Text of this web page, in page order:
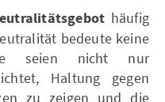
häufig
bedeute keine
seien nicht nur
Haltung gegen
zu zeigen und die